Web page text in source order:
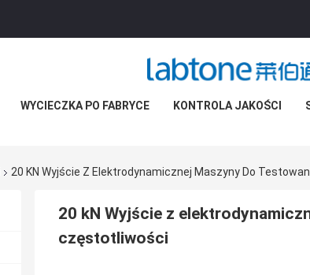
WYCIECZKA PO FABRYCE KONTROLA JAKOŚCI
20 KN Wyjście Z Elektrodynamicznej Maszyny Do
20 kN Wyjście z
częstotliwości